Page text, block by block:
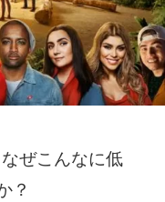
ぜこんなに低
？